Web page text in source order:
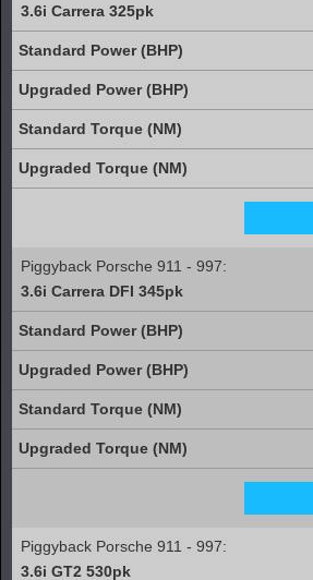
3.6i Carrera 325pk
Piggyback Porsche 911 - 997:
3.6i Carrera DFI 345pk
Piggyback Porsche 911 - 997:
3.6i GT2 530pk